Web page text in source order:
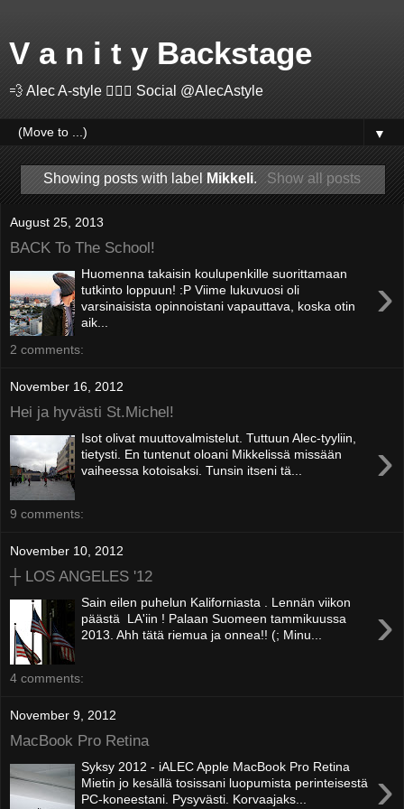
V a n i t y Backstage
💨 Alec A-style 🤽🏻‍♂️ Social @AlecAstyle
▼
Showing posts with label Mikkeli. Show all posts
August 25, 2013
BACK To The School!
›
Huomenna takaisin koulupenkille suorittamaan
tutkinto loppuun! :P Viime lukuvuosi oli
varsinaisista opinnoistani vapauttava, koska otin
aik...
2 comments:
November 16, 2012
Hei ja hyvästi St.Michel!
›
Isot olivat muuttovalmistelut. Tuttuun Alec-tyyliin,
tietysti. En tuntenut oloani Mikkelissä missään
vaiheessa kotoisaksi. Tunsin itseni tä...
9 comments:
November 10, 2012
┼ LOS ANGELES '12
›
Sain eilen puhelun Kaliforniasta . Lennän viikon
päästä LA'iin ! Palaan Suomeen tammikuussa
2013. Ahh tätä riemua ja onnea!! (; Minu...
4 comments:
November 9, 2012
MacBook Pro Retina
›
Syksy 2012 - iALEC Apple MacBook Pro Retina
Mietin jo kesällä tosissani luopumista perinteisestä
PC-koneestani. Pysyvästi. Korvaajaks...